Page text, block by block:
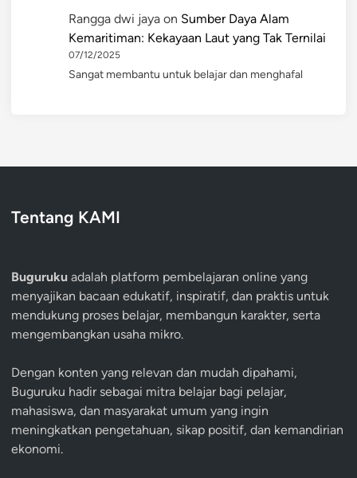
Rangga dwi jaya on Sumber Daya Alam
Kemaritiman: Kekayaan Laut yang Tak Ternilai
07/12/2025
Sangat membantu untuk belajar dan menghafal
Tentang KAMI
Buguruku adalah platform pembelajaran online yang
menyajikan bacaan edukatif, inspiratif, dan praktis untuk
mendukung proses belajar, membangun karakter, serta
mengembangkan usaha mikro.
Dengan konten yang relevan dan mudah dipahami,
Buguruku hadir sebagai mitra belajar bagi pelajar,
mahasiswa, dan masyarakat umum yang ingin
meningkatkan pengetahuan, sikap positif, dan kemandirian
ekonomi.